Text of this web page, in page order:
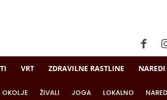
VRT ZDRAVILNE RASTLINE
ŽIVALI JOGA LOKALNO